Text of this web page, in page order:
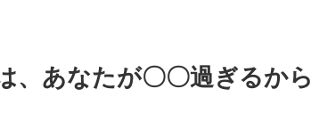
、あなたが〇〇過ぎるから